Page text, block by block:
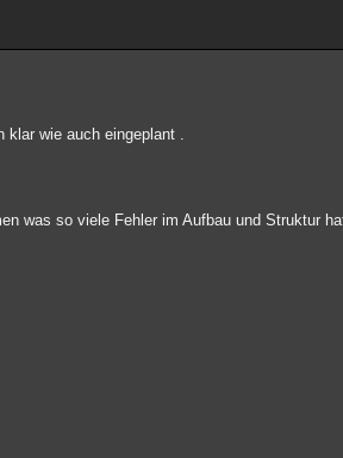
klar wie auch eingeplant .
was so viele Fehler im Aufbau und Struktur